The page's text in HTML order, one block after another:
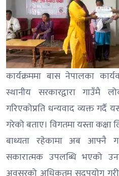
कार्यक्रममा बास नेपालका
स्थानीय सरकारद्वारा गाउँमै
गरिएकोप्रति धन्यवाद व्यक्त
गरेको बताए। विगतमा यस्ता कक्षा
बाध्यता रहेकामा अब आफ्नै
सकारात्मक उपलब्धि भएको